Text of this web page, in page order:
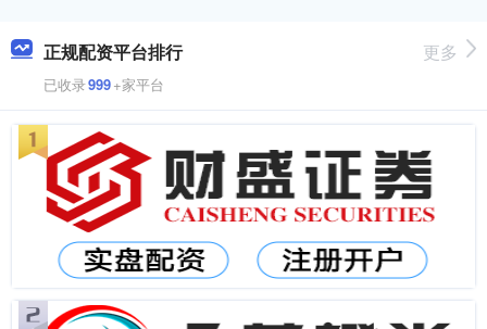
正规配资平台排行
已收录999+家平台
更多